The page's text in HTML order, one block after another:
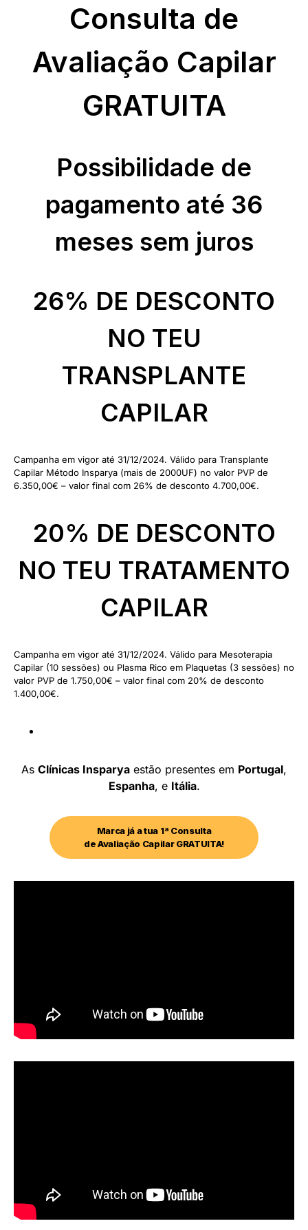
Consulta de
Avaliação Capilar
GRATUITA
Possibilidade de
pagamento até 36
meses sem juros
26% DE DESCONTO
NO TEU
TRANSPLANTE
CAPILAR
Campanha em vigor até 31/12/2024. Válido para Transplante
Capilar Método Insparya (mais de 2000UF) no valor PVP de
6.350,00€ – valor final com 26% de desconto 4.700,00€.
20% DE DESCONTO
NO TEU TRATAMENTO
CAPILAR
Campanha em vigor até 31/12/2024. Válido para Mesoterapia
Capilar (10 sessões) ou Plasma Rico em Plaquetas (3 sessões) no
valor PVP de 1.750,00€ – valor final com 20% de desconto
1.400,00€.
As Clínicas Insparya estão presentes em Portugal,
Espanha, e Itália.
Marca já a tua 1ª Consulta
de Avaliação Capilar GRATUITA!